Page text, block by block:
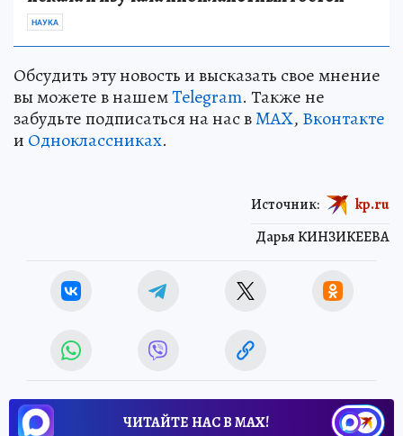
НАУКА
Обсудить эту новость и высказать свое мнение
вы можете в нашемTelegram. Также не
забудьте подписаться на нас вMAX, Вконтакте
и Одноклассниках.
Дарья КИНЗИКЕЕВА
Источник: kp.ru
ЧИТАЙТЕ НАС В МАХ!